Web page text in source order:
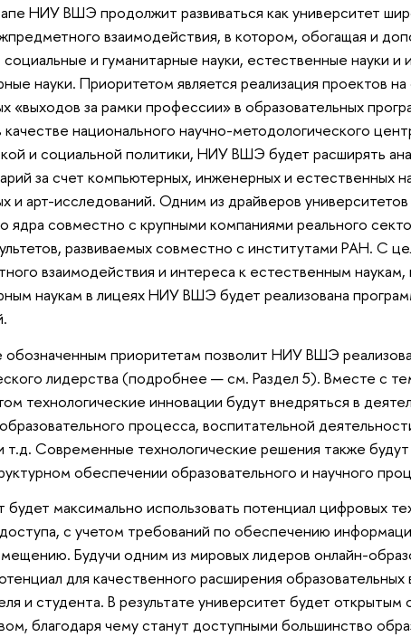
НИУ ВШЭ продолжит развиваться как университет
взаимодействия, в котором, обогащая и
социальные и гуманитарные науки, естественные науки
науки. Приоритетом является реализация проектов на
«выходов за рамки профессии» в образовательных
национального научно-методологического
и социальной политики, НИУ ВШЭ будет расширять
за счет компьютерных, инженерных и естественных
и арт-исследований. Одним из драйверов
ядра совместно с крупными компаниями реального
развиваемых совместно с институтами РАН. С
взаимодействия и интереса к естественным
наукам в лицеях НИУ ВШЭ будет реализована
приоритетам позволит НИУ ВШЭ
лидерства (подробнее — см. Раздел 5). Вместе с
технологические инновации будут внедряться в
процесса, воспитательной
т.д. Современные технологические решения также будут
обеспечении образовательного и научного
будет максимально использовать потенциал цифровых
с учетом требований по обеспечению
Будучи одним из мировых лидеров онлайн-
для качественного расширения
и студента. В результате университет будет открытым
благодаря чему станут доступными большинство